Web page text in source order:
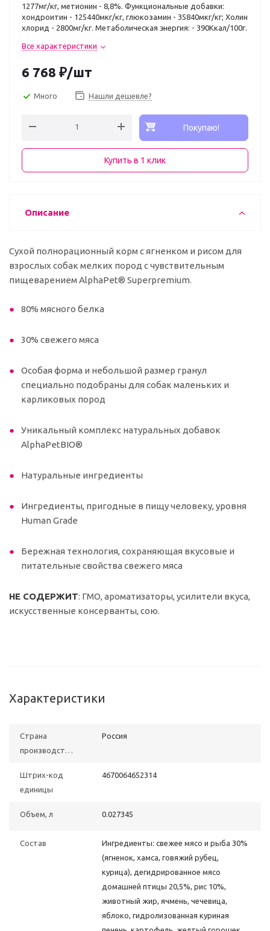
1277мг/кг, метионин - 8,8%. Функциональные добавки:
хондроитин - 125440мкг/кг, глюкозамин - 35840мкг/кг; Холин
хлорид - 2800мг/кг. Метаболическая энергия: - 390Ккал/100г.
Все характеристики
6 768 ₽/шт
Много Нашли дешевле?
Покупаю!
Купить в 1 клик
Описание
Сухой полнорационный корм с ягненком и рисом для
взрослых собак мелких пород с чувствительным
пищеварением AlphaPet® Superpremium.
80% мясного белка
30% свежего мяса
Особая форма и небольшой размер гранул
специально подобраны для собак маленьких и
карликовых пород
Уникальный комплекс натуральных добавок
AlphaPetBIO®
Натуральные ингредиенты
Ингредиенты, пригодные в пищу человеку, уровня
Human Grade
Бережная технология, сохраняющая вкусовые и
питательные свойства свежего мяса
НЕ СОДЕРЖИТ: ГМО, ароматизаторы, усилители вкуса,
искусственные консерванты, сою.
Характеристики
Страна
производства
Россия
Штрих-код
единицы
4670064652314
Объем, л 0.027345
Состав
Ингредиенты: свежее мясо и рыба 30%
(ягненок, хамса, говяжий рубец,
курица), дегидрированное мясо
домашней птицы 20,5%, рис 10%,
животный жир, ячмень, чечевица,
яблоко, гидролизованная куриная